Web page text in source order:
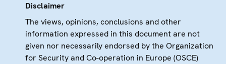
Disclaimer
The views, opinions, conclusions and other
information expressed in this document are not
given nor necessarily endorsed by the Organization
for Security and Co-operation in Europe (OSCE)